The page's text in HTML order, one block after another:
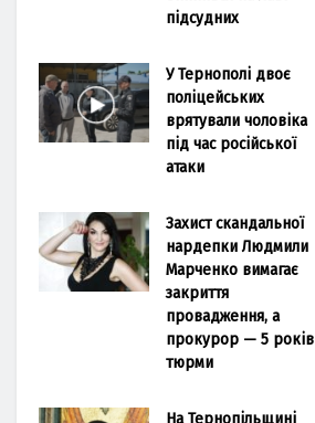
підсудних
У Тернополі двоє
поліцейських
врятували чоловіка
під час російської
атаки
Захист скандальної
нардепки Людмили
Марченко вимагає
закриття
провадження, а
прокурор — 5 років
тюрми
На Тернопільщині